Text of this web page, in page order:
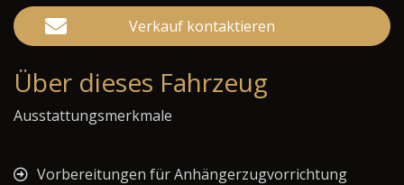
Verkauf kontaktieren
Über dieses Fahrzeug
Ausstattungsmerkmale
Vorbereitungen für Anhängerzugvorrichtung